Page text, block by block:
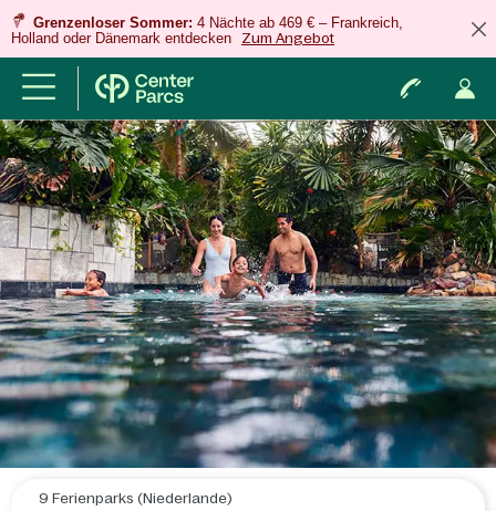
Grenzenloser Sommer: 4 Nächte ab 469 € – Frankreich,
Holland oder Dänemark entdecken
Zum Angebot
9 Ferienparks (Niederlande)